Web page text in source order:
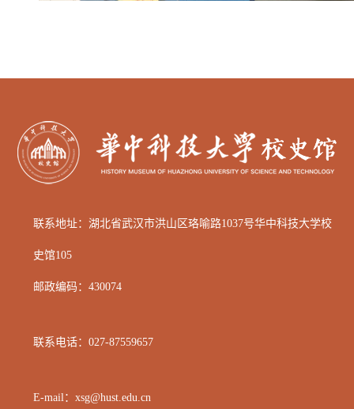
联系地址：湖北省武汉市洪山区珞喻路1037号华中科技大学校
史馆105
邮政编码：430074
联系电话：027-87559657
E-mail：xsg@hust.edu.cn